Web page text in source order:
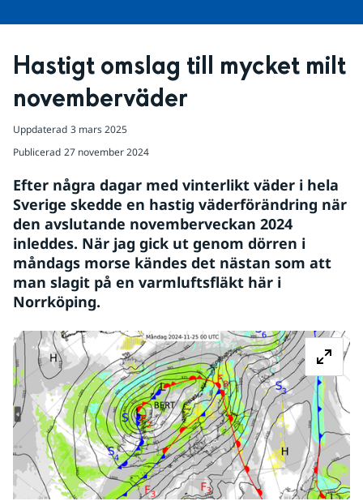
Hastigt omslag till mycket milt
novemberväder
Uppdaterad 3 mars 2025
Publicerad 27 november 2024
Efter några dagar med vinterlikt väder i hela
Sverige skedde en hastig väderförändring när
den avslutande novemberveckan 2024
inleddes. När jag gick ut genom dörren i
måndags morse kändes det nästan som att
man slagit på en varmluftsfläkt här i
Norrköping.